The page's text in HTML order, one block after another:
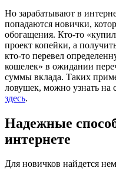
Но зарабатывают в
попадаются новички,
обогащения. Кто-то
проект копейки, а
кто-то перевел
кошелек» в ожидании
суммы вклада. Таких
ловушек, можно узнать на
здесь.
Надежные
интернете
Для новичков найдется